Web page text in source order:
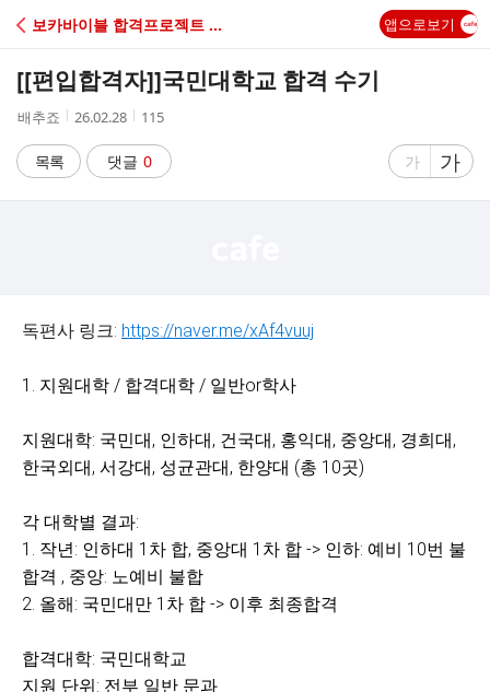
C
A
보카바이블 합격프로젝트 (책값을 돌려드려요) 앱으로보기
[[편입합격자]]국민대학교 합격 수기
작
자
배추죠
작
시
간
26.02.28
조
수
115
목록 댓글 0
글
가
글
자
가
독편사 링크: https://naver.me/xAf4vuuj
1. 지원대학 / 합격대학 / 일반or학사
지원대학: 국민대, 인하대, 건국대, 홍익대, 중앙대, 경희대,
한국외대, 서강대, 성균관대, 한양대 (총 10곳)
각 대학별 결과:
1. 작년: 인하대 1차 합, 중앙대 1차 합 -> 인하: 예비 10번 불
합격 , 중앙: 노예비 불합
2. 올해: 국민대만 1차 합 -> 이후 최종합격
합격대학: 국민대학교
지원 단위: 전부 일반 문과